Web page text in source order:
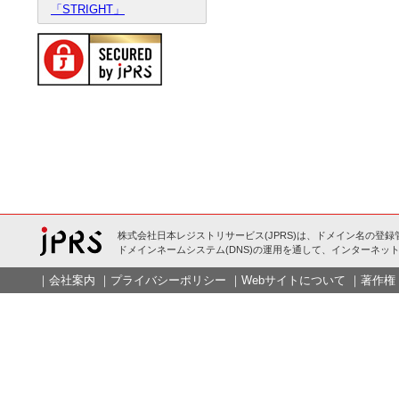
「STRIGHT」
株式会社日本レジストリサービス(JPRS)は、ドメイン名の登録
ドメインネームシステム(DNS)の運用を通して、インターネッ
｜ 会社案内 ｜ プライバシーポリシー ｜ Webサイトについて ｜ 著作権